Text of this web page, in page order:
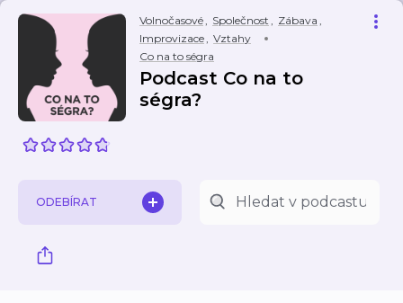
Volnočasové, Společnost , Zábava ,
Improvizace, Vztahy
Co na to ségra
Podcast Co na to
ségra?
ODEBÍRAT